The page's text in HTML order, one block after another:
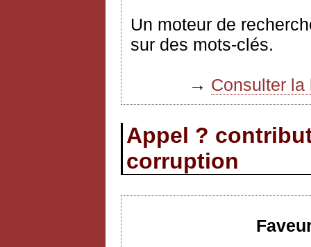
Un moteur de
sur des mots-clés.
→ Consulter
Appel ?
corruption